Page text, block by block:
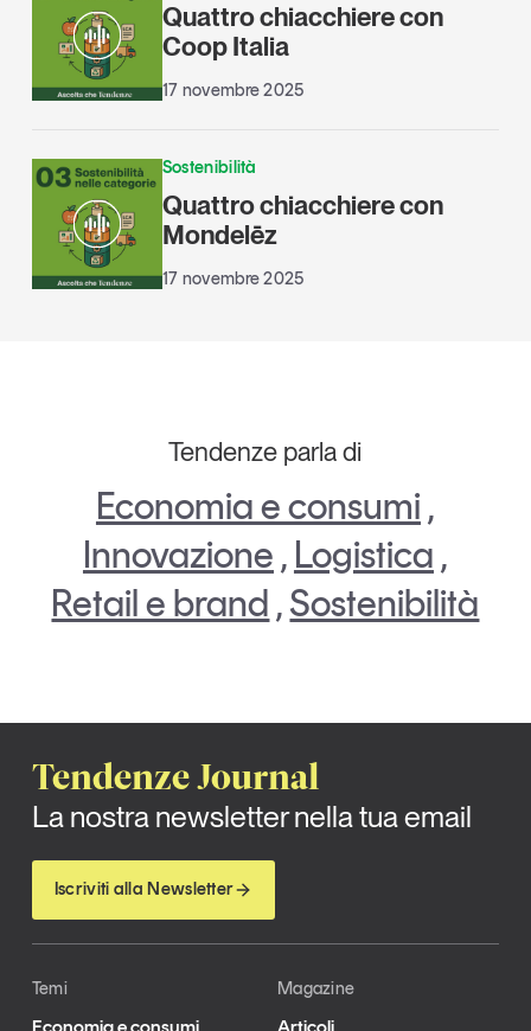
Quattro chiacchiere con
Coop Italia
17 novembre 2025
Sostenibilità
Quattro chiacchiere con
Mondelēz
17 novembre 2025
Tendenze parla di
Economia e consumi ,
Innovazione , Logistica ,
Retail e brand ,Sostenibilità
Tendenze Journal
La nostra newsletter nella tua email
Iscriviti alla Newsletter
Temi Magazine